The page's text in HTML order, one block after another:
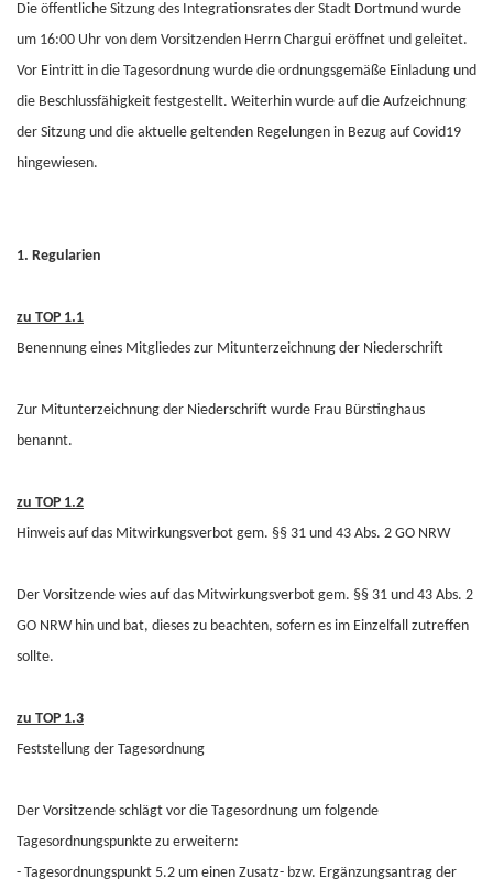
Die öffentliche Sitzung des Integrationsrates der Stadt Dortmund wurde
um 16:00 Uhr von dem Vorsitzenden Herrn Chargui eröffnet und geleitet.
Vor Eintritt in die Tagesordnung wurde die ordnungsgemäße Einladung und
die Beschlussfähigkeit festgestellt. Weiterhin wurde auf die Aufzeichnung
der Sitzung und die aktuelle geltenden Regelungen in Bezug auf Covid19
hingewiesen.
1. Regularien
zu TOP 1.1
Benennung eines Mitgliedes zur Mitunterzeichnung der Niederschrift
Zur Mitunterzeichnung der Niederschrift wurde Frau Bürstinghaus
benannt.
zu TOP 1.2
Hinweis auf das Mitwirkungsverbot gem. §§ 31 und 43 Abs. 2 GO NRW
Der Vorsitzende wies auf das Mitwirkungsverbot gem. §§ 31 und 43 Abs. 2
GO NRW hin und bat, dieses zu beachten, sofern es im Einzelfall zutreffen
sollte.
zu TOP 1.3
Feststellung der Tagesordnung
Der Vorsitzende schlägt vor die Tagesordnung um folgende
Tagesordnungspunkte zu erweitern:
- Tagesordnungspunkt 5.2 um einen Zusatz- bzw. Ergänzungsantrag der